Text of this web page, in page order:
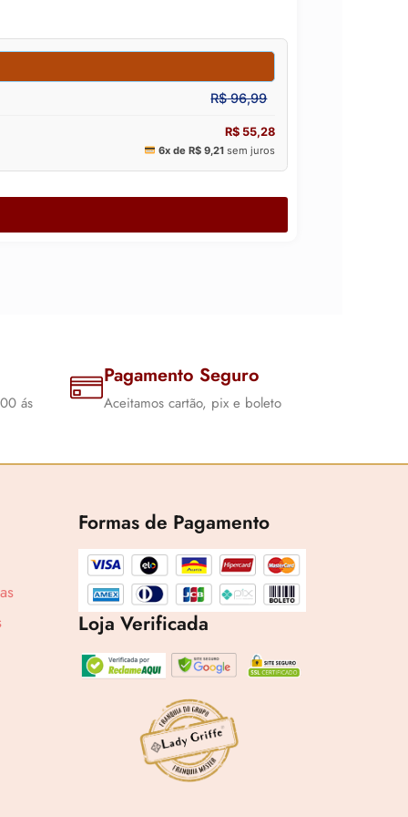
ás
Pagamento Seguro
Aceitamos cartão, pix e boleto
Formas de Pagamento
Loja Verificada